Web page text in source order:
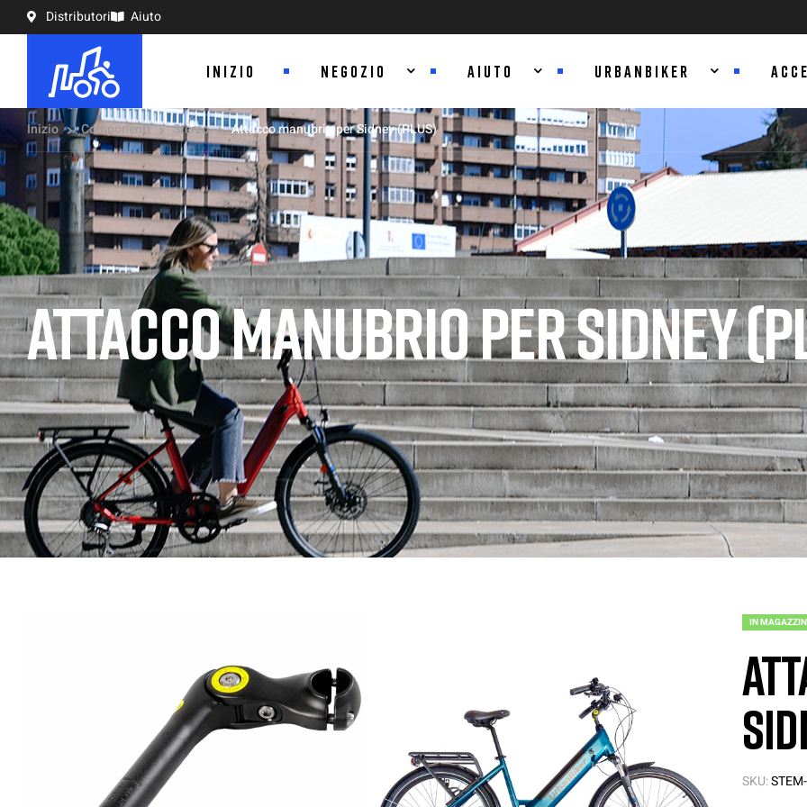
Distributori Aiuto
INIZIO NEGOZIO AIUTO URBANBIKER
ATTACCO MANUBRIO PER SIDNEY
Inizio Componenti Sterzo Attacco manubrio per Sidney (PLUS)
IN
SKU: